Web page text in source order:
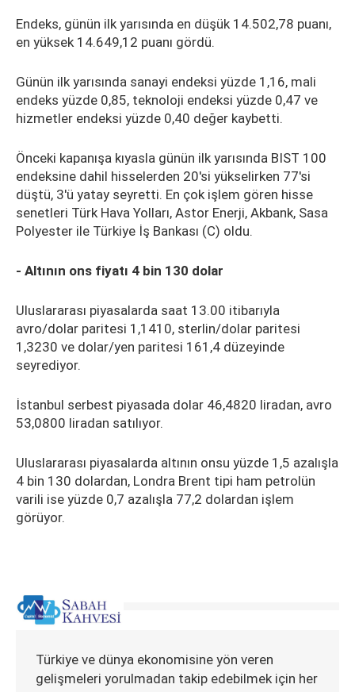
Endeks, günün ilk yarısında en düşük 14.502,78 puanı,
en yüksek 14.649,12 puanı gördü.
Günün ilk yarısında sanayi endeksi yüzde 1,16, mali
endeks yüzde 0,85, teknoloji endeksi yüzde 0,47 ve
hizmetler endeksi yüzde 0,40 değer kaybetti.
Önceki kapanışa kıyasla günün ilk yarısında BIST 100
endeksine dahil hisselerden 20'si yükselirken 77'si
düştü, 3'ü yatay seyretti. En çok işlem gören hisse
senetleri Türk Hava Yolları, Astor Enerji, Akbank, Sasa
Polyester ile Türkiye İş Bankası (C) oldu.
- Altının ons fiyatı 4 bin 130 dolar
Uluslararası piyasalarda saat 13.00 itibarıyla
avro/dolar paritesi 1,1410, sterlin/dolar paritesi
1,3230 ve dolar/yen paritesi 161,4 düzeyinde
seyrediyor.
İstanbul serbest piyasada dolar 46,4820 liradan, avro
53,0800 liradan satılıyor.
Uluslararası piyasalarda altının onsu yüzde 1,5 azalışla
4 bin 130 dolardan, Londra Brent tipi ham petrolün
varili ise yüzde 0,7 azalışla 77,2 dolardan işlem
görüyor.
Türkiye ve dünya ekonomisine yön veren
gelişmeleri yorulmadan takip edebilmek için her